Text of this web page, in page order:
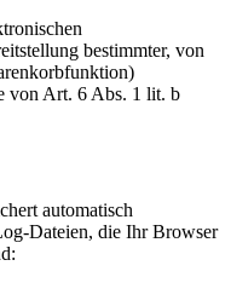
bestimmter, von
von Art. 6 Abs. 1 lit. b
automatisch
Dateien, die Ihr Browser